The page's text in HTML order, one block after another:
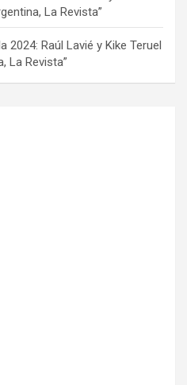
La Revista”
2024: Raúl Lavié y Kike Teruel
La Revista”